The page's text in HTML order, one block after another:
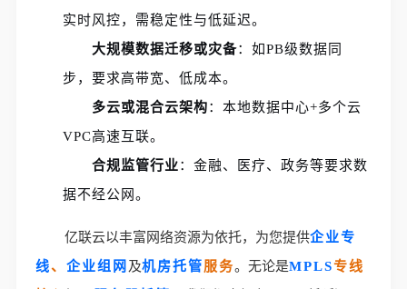
实时风控，需稳定性与低延迟。
大规模数据迁移或灾备：如PB级数据同
步，要求高带宽、低成本。
多云或混合云架构：本地数据中心+多个云
VPC高速互联。
合规监管行业：金融、医疗、政务等要求数
据不经公网。
亿联云以丰富网络资源为依托，为您提供企业专
线、企业组网 及机房托管服务。无论是MPLS专线